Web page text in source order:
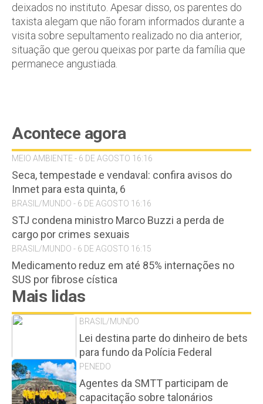
deixados no instituto. Apesar disso, os parentes do
taxista alegam que não foram informados durante a
visita sobre sepultamento realizado no dia anterior,
situação que gerou queixas por parte da família que
permanece angustiada.
Acontece agora
MEIO AMBIENTE - 6 DE AGOSTO 16:16
Seca, tempestade e vendaval: confira avisos do
Inmet para esta quinta, 6
BRASIL/MUNDO - 6 DE AGOSTO 16:16
STJ condena ministro Marco Buzzi a perda de
cargo por crimes sexuais
BRASIL/MUNDO - 6 DE AGOSTO 16:15
Medicamento reduz em até 85% internações no
SUS por fibrose cística
Mais lidas
BRASIL/MUNDO
Lei destina parte do dinheiro de bets
para fundo da Polícia Federal
PENEDO
Agentes da SMTT participam de
capacitação sobre talonários